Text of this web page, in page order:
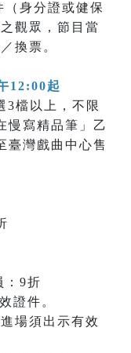
身分證或健保
觀眾，節目當
換票。
12:00起
檔以上，不限
慢寫精品筆」乙
臺灣戲曲中心售
：9折
證件。
場須出示有效